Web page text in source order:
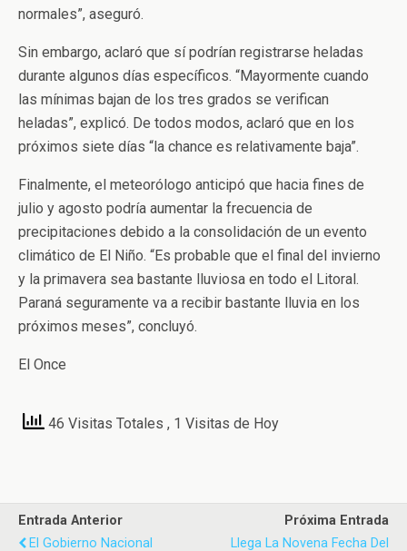
normales”, aseguró.
Sin embargo, aclaró que sí podrían registrarse heladas
durante algunos días específicos. “Mayormente cuando
las mínimas bajan de los tres grados se verifican
heladas”, explicó. De todos modos, aclaró que en los
próximos siete días “la chance es relativamente baja”.
Finalmente, el meteorólogo anticipó que hacia fines de
julio y agosto podría aumentar la frecuencia de
precipitaciones debido a la consolidación de un evento
climático de El Niño. “Es probable que el final del invierno
y la primavera sea bastante lluviosa en todo el Litoral.
Paraná seguramente va a recibir bastante lluvia en los
próximos meses”, concluyó.
El Once
46 Visitas Totales , 1 Visitas de Hoy
Entrada Anterior
El Gobierno Nacional
Próxima Entrada
Llega La Novena Fecha Del